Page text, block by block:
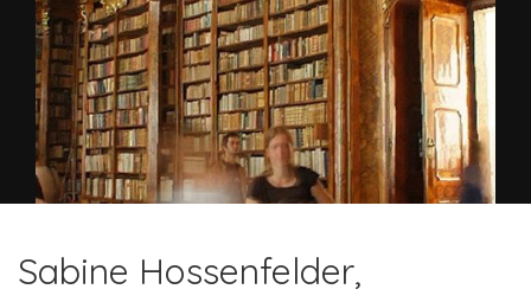
Sabine Hossenfelder,